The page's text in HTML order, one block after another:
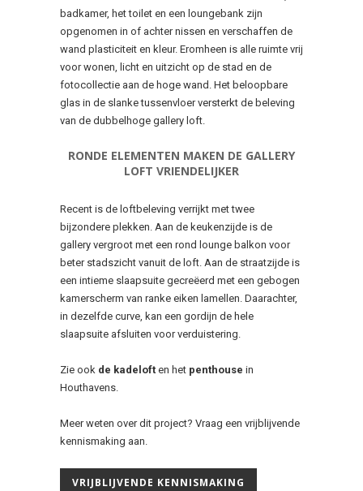
badkamer, het toilet en een loungebank zijn
opgenomen in of achter nissen en verschaffen de
wand plasticiteit en kleur. Eromheen is alle ruimte vrij
voor wonen, licht en uitzicht op de stad en de
fotocollectie aan de hoge wand. Het beloopbare
glas in de slanke tussenvloer versterkt de beleving
van de dubbelhoge gallery loft.
RONDE ELEMENTEN MAKEN DE GALLERY
LOFT VRIENDELIJKER
Recent is de loftbeleving verrijkt met twee
bijzondere plekken. Aan de keukenzijde is de
gallery vergroot met een rond lounge balkon voor
beter stadszicht vanuit de loft. Aan de straatzijde is
een intieme slaapsuite gecreëerd met een gebogen
kamerscherm van ranke eiken lamellen. Daarachter,
in dezelfde curve, kan een gordijn de hele
slaapsuite afsluiten voor verduistering.
Zie ook de kadeloft en het penthouse in
Houthavens.
Meer weten over dit project? Vraag een vrijblijvende
kennismaking aan.
VRIJBLIJVENDE KENNISMAKING